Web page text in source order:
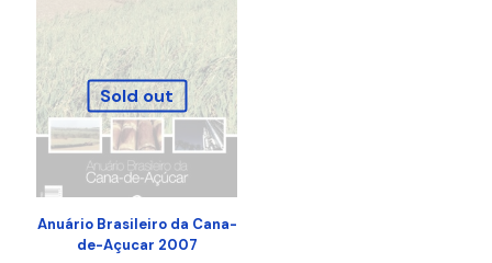
Sold out
Anuário Brasileiro da Cana-
de-Açucar 2007